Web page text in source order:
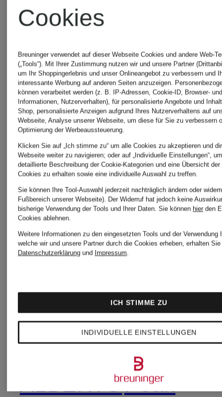
SALE
AIGNER
Sandalen
AIGNER
Schuhe
Sale
AGL
ALBERTO
mey
Peak
Cookies
Breuninger verwendet auf dieser Webseite Cookies und andere Web-
(„Tools“). Mit Ihrer Zustimmung nutzen wir und unsere Partner
um Ihr Shoppingerlebnis und unser Onlineangebot zu verbessern und
interessante Werbung auf anderen Seiten anzuzeigen.
können verarbeitet werden (z. B. IP-Adressen, Cookie-ID, Browser-
Informationen, Nutzerverhalten), für personalisierte Angebote und
Shop, personalisierte Anzeigen aufgrund Ihres Nutzerverhaltens auf
Webseite, Analyse unserer Webseite, um diese für Sie zu verbessern
Optimierung der Werbeaussteuerung.
Klicken Sie auf „Ich stimme zu“ um alle Cookies zu akzeptieren und
Webseite weiter zu navigieren; oder auf „Individuelle Einstellungen“,
detaillierte Beschreibung der Cookie-Kategorien und eine Übersicht
Cookies zu erhalten sowie eine individuelle Auswahl zu treffen.
Sie können Ihre Tool-Auswahl jederzeit nachträglich ändern oder
Fußbereich unserer Webseite). Der Widerruf hat jedoch keine
bisherige Verwendung der Tools und Ihrer Daten. Sie können hier den
Cookies ablehnen.
Weitere Informationen zu den eingesetzten Tools und der Verwendung
welche wir und unsere Partner durch die Cookies erheben, erhalten
Datenschutzerklärung und Impressum.
INDIVIDUELLE EINSTELLUNGEN
ICH STIMME ZU